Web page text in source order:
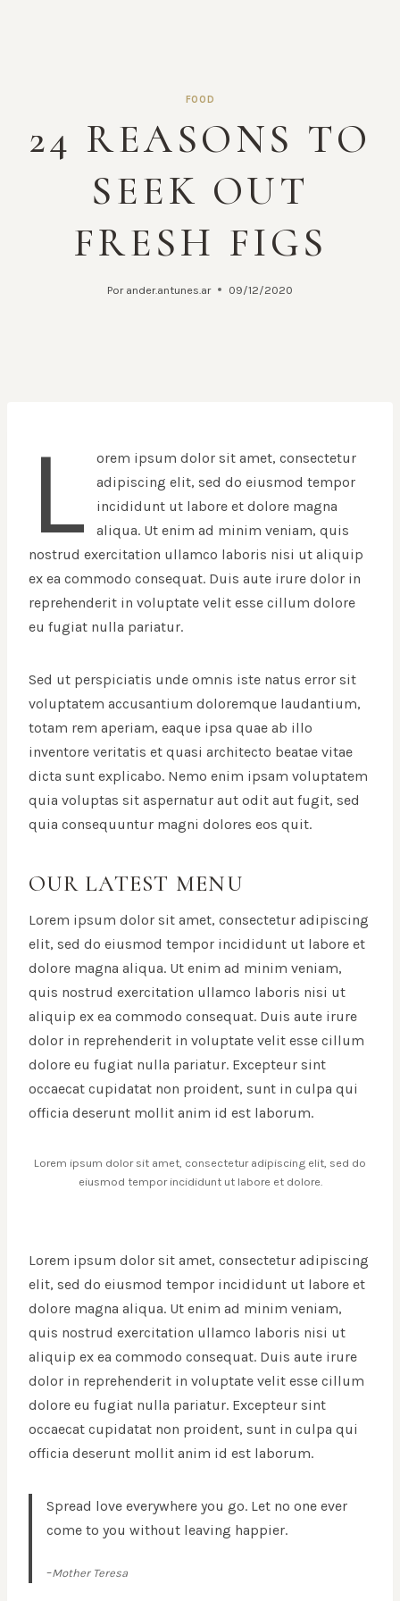
FOOD
24 REASONS TO
SEEK OUT
FRESH FIGS
Por ander.antunes.ar 09/12/2020
L
orem ipsum dolor sit amet, consectetur
adipiscing elit, sed do eiusmod tempor
incididunt ut labore et dolore magna
aliqua. Ut enim ad minim veniam, quis
nostrud exercitation ullamco laboris nisi ut aliquip
ex ea commodo consequat. Duis aute irure dolor in
reprehenderit in voluptate velit esse cillum dolore
eu fugiat nulla pariatur.
Sed ut perspiciatis unde omnis iste natus error sit
voluptatem accusantium doloremque laudantium,
totam rem aperiam, eaque ipsa quae ab illo
inventore veritatis et quasi architecto beatae vitae
dicta sunt explicabo. Nemo enim ipsam voluptatem
quia voluptas sit aspernatur aut odit aut fugit, sed
quia consequuntur magni dolores eos quit.
OUR LATEST MENU
Lorem ipsum dolor sit amet, consectetur adipiscing
elit, sed do eiusmod tempor incididunt ut labore et
dolore magna aliqua. Ut enim ad minim veniam,
quis nostrud exercitation ullamco laboris nisi ut
aliquip ex ea commodo consequat. Duis aute irure
dolor in reprehenderit in voluptate velit esse cillum
dolore eu fugiat nulla pariatur. Excepteur sint
occaecat cupidatat non proident, sunt in culpa qui
officia deserunt mollit anim id est laborum.
Lorem ipsum dolor sit amet, consectetur adipiscing elit, sed do
eiusmod tempor incididunt ut labore et dolore.
Lorem ipsum dolor sit amet, consectetur adipiscing
elit, sed do eiusmod tempor incididunt ut labore et
dolore magna aliqua. Ut enim ad minim veniam,
quis nostrud exercitation ullamco laboris nisi ut
aliquip ex ea commodo consequat. Duis aute irure
dolor in reprehenderit in voluptate velit esse cillum
dolore eu fugiat nulla pariatur. Excepteur sint
occaecat cupidatat non proident, sunt in culpa qui
officia deserunt mollit anim id est laborum.
Spread love everywhere you go. Let no one ever
come to you without leaving happier.
–Mother Teresa